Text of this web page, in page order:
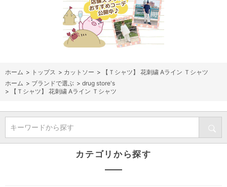
ホーム > トップス > カットソー >
【Ｔシャツ】 花刺繍 Aライン Ｔシャツ
ホーム > ブランドで選ぶ > drug store's
>
【Ｔシャツ】 花刺繍 Aライン Ｔシャツ
キーワードから探す
カテゴリから探す